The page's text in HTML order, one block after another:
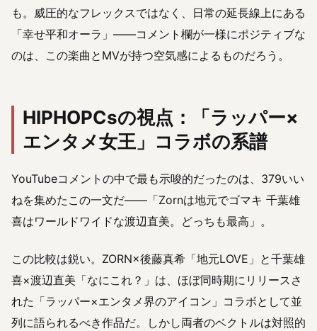
も。威圧的なフレックスではなく、日常の延長線上にある
「幸せ平和オーラ」——コメント欄が一様にポジティブな
のは、この楽曲とMVが持つ空気感によるものだろう。
HIPHOPCsの視点：「ラッパー×
エンタメ女王」コラボの系譜
YouTubeコメントの中で最も示唆的だったのは、379いい
ねを集めたこの一文だ——「Zornは地元でゴマキ 千葉雄
喜はワールドワイドな渡辺直美。どっちも最高」。
この比較は鋭い。ZORN×後藤真希「地元LOVE」と千葉雄
喜×渡辺直美「なにこれ？」は、ほぼ同時期にリリースさ
れた「ラッパー×エンタメ界のアイコン」コラボとして並
列に語られるべき作品だ。しかし両者のベクトルは対照的